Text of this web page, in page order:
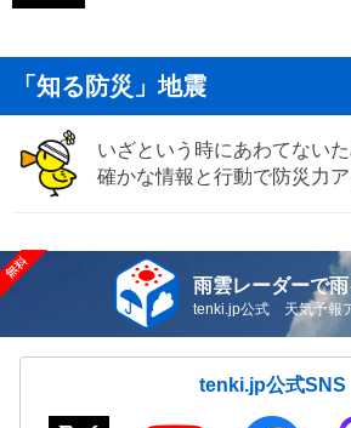
「知る防災」地震
いざという時にあわてない
確かな情報と行動で防災力
雨雲レーダーで雨
tenki.jp公式 天気予報
tenki.jp公式SNS